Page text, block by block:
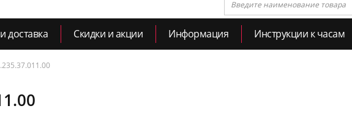
доставка Скидки и акции Информация Инструкции к часам